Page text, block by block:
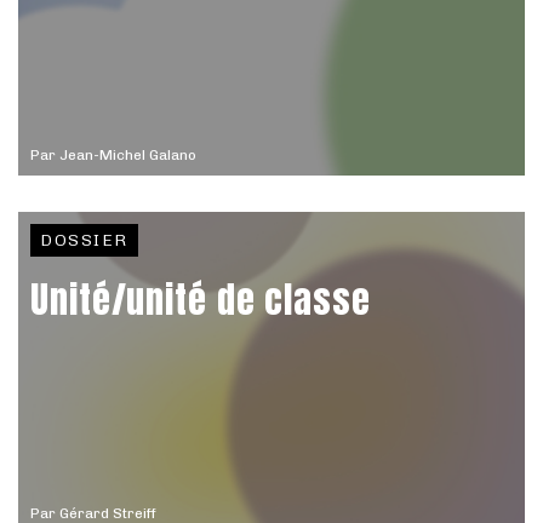
Par Jean-Michel Galano
Par Gérard Streiff
DOSSIER
Unité/unité de classe